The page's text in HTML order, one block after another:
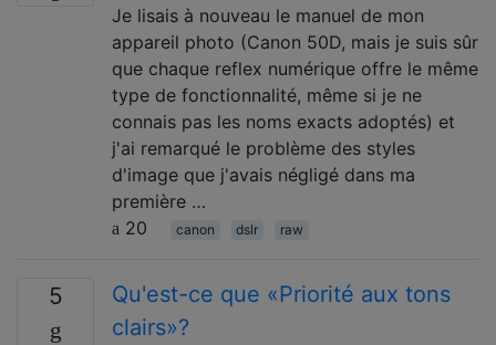
Je lisais à nouveau le manuel de mon
appareil photo (Canon 50D, mais je suis sûr
que chaque reflex numérique offre le même
type de fonctionnalité, même si je ne
connais pas les noms exacts adoptés) et
j'ai remarqué le problème des styles
d'image que j'avais négligé dans ma
première …
20
canon dslr raw
5
Qu'est-ce que «Priorité aux tons
clairs»?